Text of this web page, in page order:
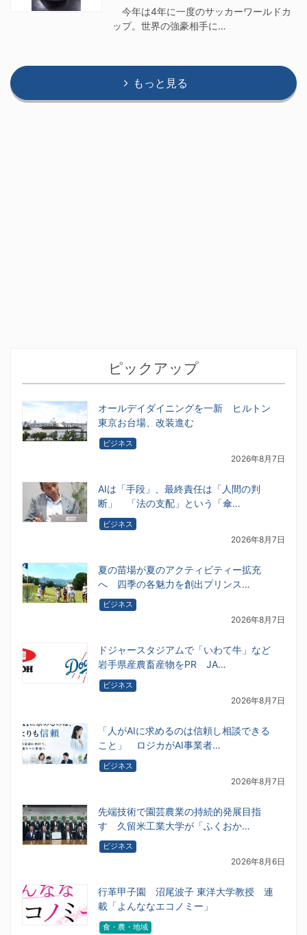
今年は4年に一度のサッカーワールドカ
ップ。世界の強豪相手に…
もっと見る
ピックアップ
オールデイダイニングを一新 ヒルトン
東京お台場、改装進む
ビジネス
2026年8月7日
AIは「手段」、最終責任は「人間の判
断」 「法の支配」という「傘…
ビジネス
2026年8月7日
夏の苗場が夏のアクティビティー拡充
へ 四季の各魅力を創出プリンス…
ビジネス
2026年8月7日
ドジャースタジアムで「いわて牛」など
岩手県産農畜産物をPR JA…
ビジネス
2026年8月7日
「人がAIに求めるのは信頼し相談できる
こと」 ロジカがAI事業者…
ビジネス
2026年8月7日
先端技術で園芸農業の持続的発展目指
す 久留米工業大学が「ふくおか…
ビジネス
2026年8月6日
行革甲子園 沼尾波子 東洋大学教授 連
載「よんななエコノミー」
食・農・地域